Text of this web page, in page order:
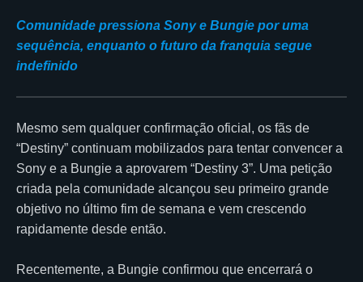
Comunidade pressiona Sony e Bungie por uma
sequência, enquanto o futuro da franquia segue
indefinido
Mesmo sem qualquer confirmação oficial, os fãs de
“Destiny” continuam mobilizados para tentar convencer a
Sony e a Bungie a aprovarem “Destiny 3”. Uma petição
criada pela comunidade alcançou seu primeiro grande
objetivo no último fim de semana e vem crescendo
rapidamente desde então.
Recentemente, a Bungie confirmou que encerrará o